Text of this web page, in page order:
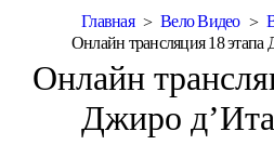
Главная Вело Видео
Онлайн трансляция 18 этапа
Онлайн
Джиро